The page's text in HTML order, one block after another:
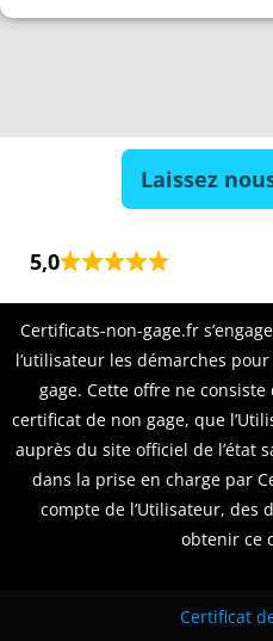
Laissez
5,0
Certificats-non-gage.fr
l’utilisateur les démarches
gage. Cette offre ne consiste
certificat de non gage, que
auprès du site officiel de l’état
dans la prise en charge par
compte de l’Utilisateur, des
obtenir ce
Certificat